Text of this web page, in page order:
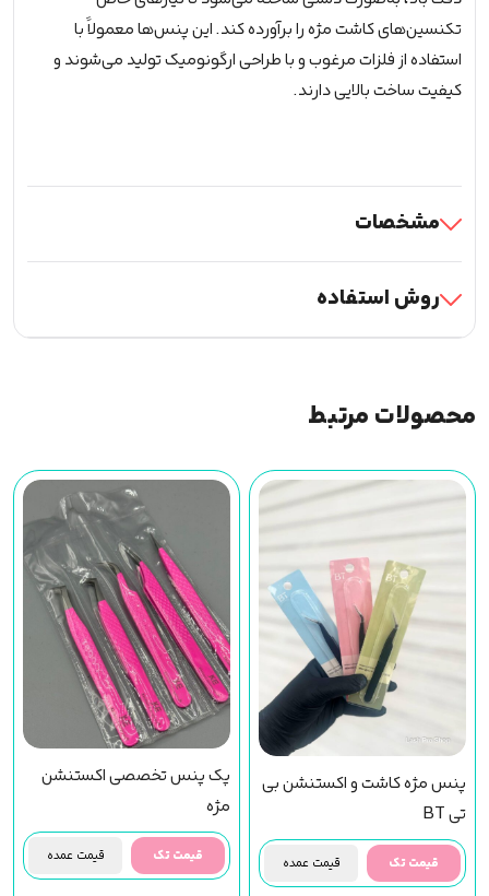
تکنسین‌های کاشت مژه را برآورده کند. این پنس‌ها معمولاً با
استفاده از فلزات مرغوب و با طراحی ارگونومیک تولید می‌شوند و
کیفیت ساخت بالایی دارند.
مشخصات
روش استفاده
محصولات مرتبط
پنس مژه کاشت و اکستنشن بی
تی BT
قیمت تک قیمت عمده
پک پنس تخصصی اکستنشن
مژه
قیمت تک قیمت عمده